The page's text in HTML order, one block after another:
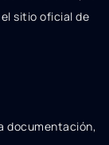
sitio oficial de
documentación,